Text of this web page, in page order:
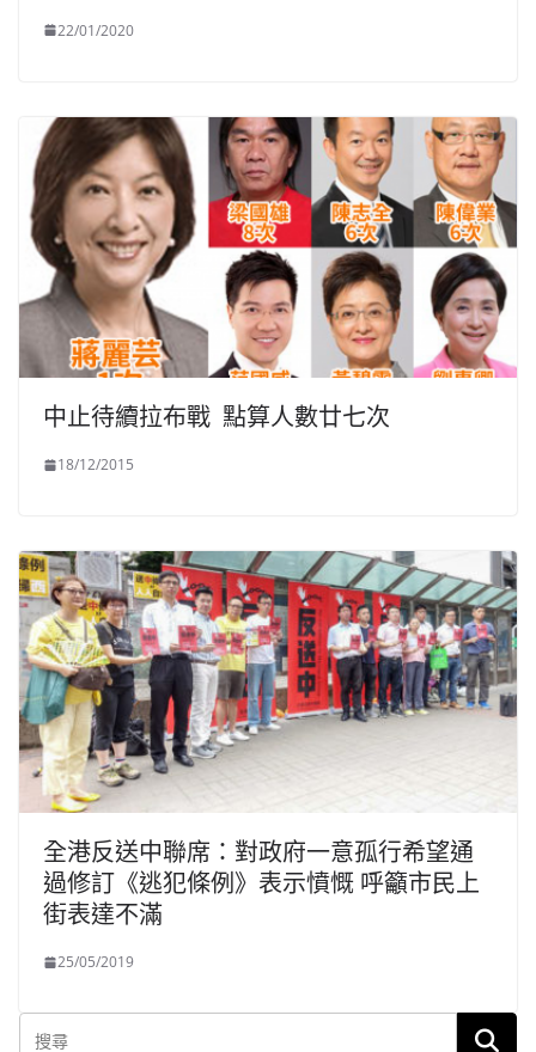
22/01/2020
中止待續拉布戰 點算人數廿七次
18/12/2015
全港反送中聯席：對政府一意孤行希望通
過修訂《逃犯條例》表示憤慨 呼籲市民上
街表達不滿
25/05/2019